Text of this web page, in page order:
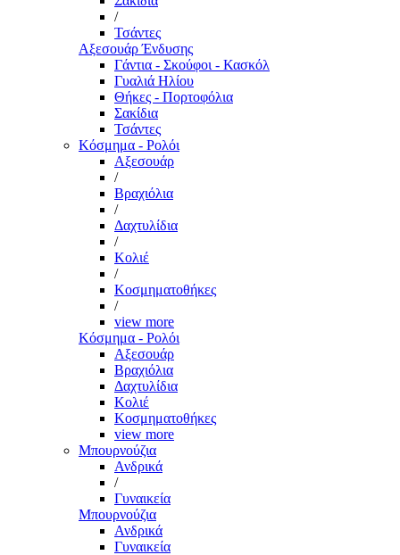
/
Τσάντες
Αξεσουάρ Ένδυσης
Γάντια - Σκούφοι - Κασκόλ
Γυαλιά Ηλίου
Θήκες - Πορτοφόλια
Σακίδια
Τσάντες
Κόσμημα - Ρολόι
Αξεσουάρ
/
Βραχιόλια
/
Δαχτυλίδια
/
Κολιέ
/
Κοσμηματοθήκες
/
view more
Κόσμημα - Ρολόι
Αξεσουάρ
Βραχιόλια
Δαχτυλίδια
Κολιέ
Κοσμηματοθήκες
view more
Μπουρνούζια
Ανδρικά
/
Γυναικεία
Μπουρνούζια
Ανδρικά
Γυναικεία